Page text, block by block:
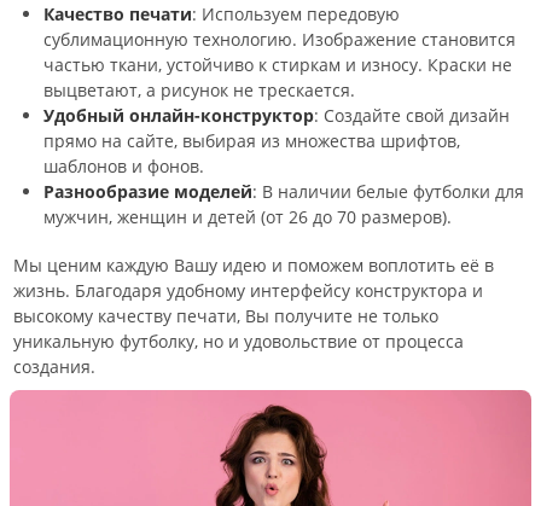
Качество печати: Используем передовую
сублимационную технологию. Изображение становится
частью ткани, устойчиво к стиркам и износу. Краски не
выцветают, а рисунок не трескается.
Удобный онлайн-конструктор: Создайте свой дизайн
прямо на сайте, выбирая из множества шрифтов,
шаблонов и фонов.
Разнообразие моделей: В наличии белые футболки для
мужчин, женщин и детей (от 26 до 70 размеров).
Мы ценим каждую Вашу идею и поможем воплотить её в
жизнь. Благодаря удобному интерфейсу конструктора и
высокому качеству печати, Вы получите не только
уникальную футболку, но и удовольствие от процесса
создания.